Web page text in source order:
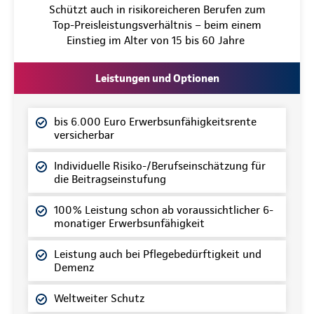
Schützt auch in risikoreicheren Berufen zum
Top-Preisleistungsverhältnis – beim einem
Einstieg im Alter von 15 bis 60 Jahre
Leistungen und Optionen
bis 6.000 Euro Erwerbsunfähigkeitsrente
versicherbar
Individuelle Risiko-/Berufseinschätzung für
die Beitragseinstufung
100% Leistung schon ab voraussichtlicher 6-
monatiger Erwerbsunfähigkeit
Leistung auch bei Pflegebedürftigkeit und
Demenz
Weltweiter Schutz